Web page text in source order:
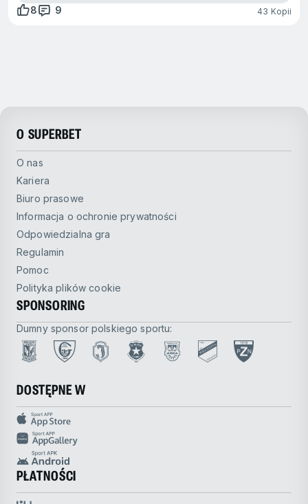
8
9 43 Kopii
O SUPERBET
O nas
Kariera
Biuro prasowe
Informacja o ochronie prywatności
Odpowiedzialna gra
Regulamin
Pomoc
Polityka plików cookie
SPONSORING
Dumny sponsor polskiego sportu:
DOSTĘPNE W
PŁATNOŚCI